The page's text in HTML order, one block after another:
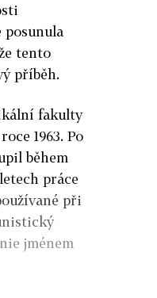
posunula
tento
příběh.
fakulty
1963. Po
během
práce
při
jménem